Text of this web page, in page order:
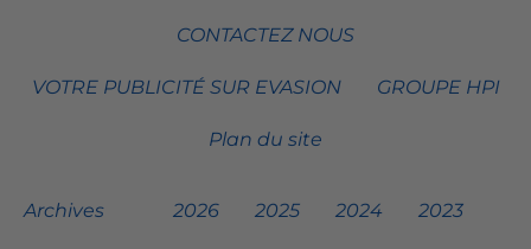
CONTACTEZ NOUS
VOTRE PUBLICITÉ SUR EVASION GROUPE HPI
Plan du site
Archives 2026 2025 2024 2023